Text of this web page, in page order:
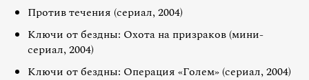
Против течения (сериал, 2004)
Ключи от бездны: Охота на призраков (мини-
сериал, 2004)
Ключи от бездны: Операция «Голем» (сериал, 2004)